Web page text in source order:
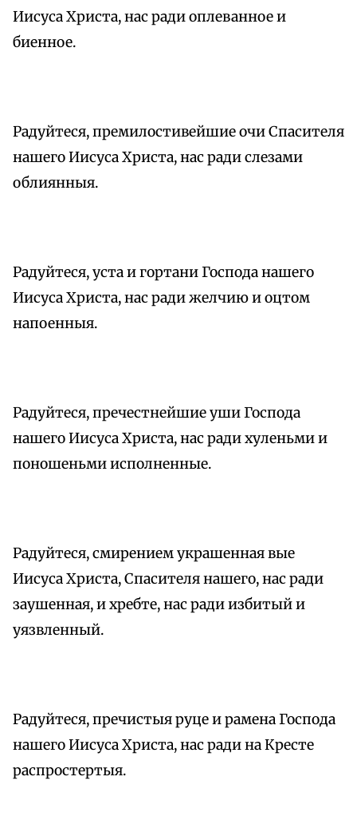
Иисуса Христа, нас ради оплеванное и
биенное.
Радуйтеся, премилостивейшие очи Спасителя
нашего Иисуса Христа, нас ради слезами
облиянныя.
Радуйтеся, уста и гортани Господа нашего
Иисуса Христа, нас ради желчию и оцтом
напоенныя.
Радуйтеся, пречестнейшие уши Господа
нашего Иисуса Христа, нас ради хуленьми и
поношеньми исполненные.
Радуйтеся, смирением украшенная вые
Иисуса Христа, Спасителя нашего, нас ради
заушенная, и хребте, нас ради избитый и
уязвленный.
Радуйтеся, пречистыя руце и рамена Господа
нашего Иисуса Христа, нас ради на Кресте
распростертыя.